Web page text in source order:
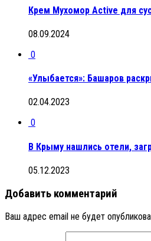
Крем Мухомор Active для
08.09.2024
0
«Улыбается»: Башаров
02.04.2023
0
В Крыму нашлись отели,
05.12.2023
Добавить комментарий
Ваш адрес email не будет